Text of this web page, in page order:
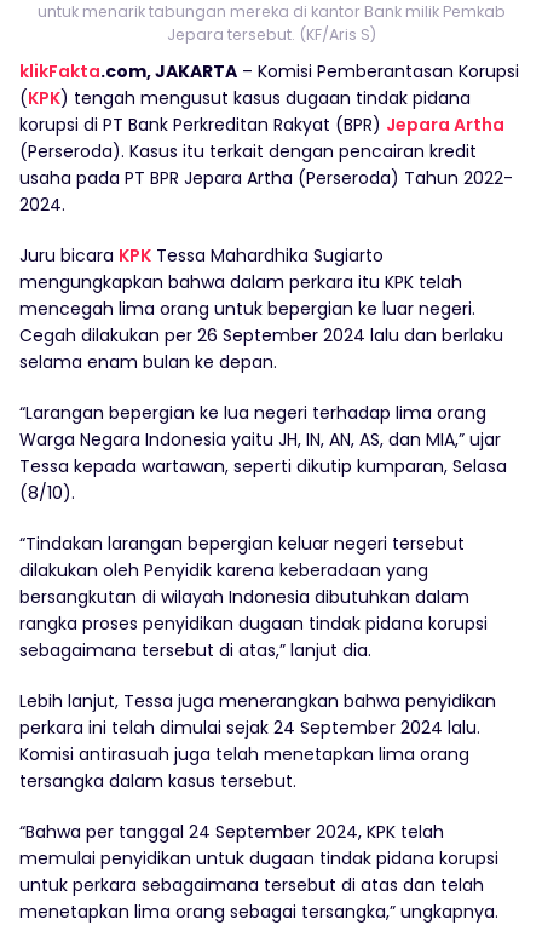
untuk menarik tabungan mereka di kantor Bank milik Pemkab
Jepara tersebut. (KF/Aris S)
klikFakta.com, JAKARTA – Komisi Pemberantasan Korupsi
(KPK) tengah mengusut kasus dugaan tindak pidana
korupsi di PT Bank Perkreditan Rakyat (BPR) Jepara Artha
(Perseroda). Kasus itu terkait dengan pencairan kredit
usaha pada PT BPR Jepara Artha (Perseroda) Tahun 2022-
2024.
Juru bicara KPK Tessa Mahardhika Sugiarto
mengungkapkan bahwa dalam perkara itu KPK telah
mencegah lima orang untuk bepergian ke luar negeri.
Cegah dilakukan per 26 September 2024 lalu dan berlaku
selama enam bulan ke depan.
“Larangan bepergian ke lua negeri terhadap lima orang
Warga Negara Indonesia yaitu JH, IN, AN, AS, dan MIA,” ujar
Tessa kepada wartawan, seperti dikutip kumparan, Selasa
(8/10).
“Tindakan larangan bepergian keluar negeri tersebut
dilakukan oleh Penyidik karena keberadaan yang
bersangkutan di wilayah Indonesia dibutuhkan dalam
rangka proses penyidikan dugaan tindak pidana korupsi
sebagaimana tersebut di atas,” lanjut dia.
Lebih lanjut, Tessa juga menerangkan bahwa penyidikan
perkara ini telah dimulai sejak 24 September 2024 lalu.
Komisi antirasuah juga telah menetapkan lima orang
tersangka dalam kasus tersebut.
“Bahwa per tanggal 24 September 2024, KPK telah
memulai penyidikan untuk dugaan tindak pidana korupsi
untuk perkara sebagaimana tersebut di atas dan telah
menetapkan lima orang sebagai tersangka,” ungkapnya.